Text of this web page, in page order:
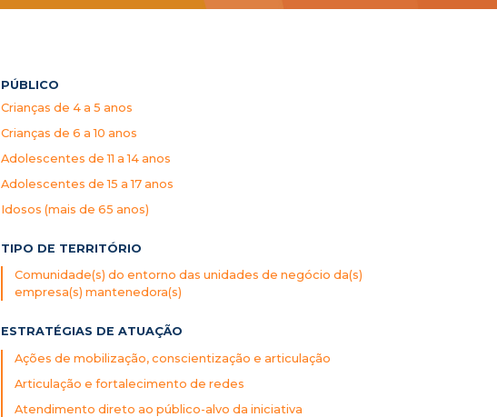
PÚBLICO
Crianças de 4 a 5 anos
Crianças de 6 a 10 anos
Adolescentes de 11 a 14 anos
Adolescentes de 15 a 17 anos
Idosos (mais de 65 anos)
TIPO DE TERRITÓRIO
Comunidade(s) do entorno das unidades de negócio da(s)
empresa(s) mantenedora(s)
ESTRATÉGIAS DE ATUAÇÃO
Ações de mobilização, conscientização e articulação
Articulação e fortalecimento de redes
Atendimento direto ao público-alvo da iniciativa